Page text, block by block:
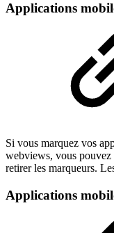
Applications
Si vous marquez vos
webviews, vous pouvez
retirer les marqueurs.
Applications